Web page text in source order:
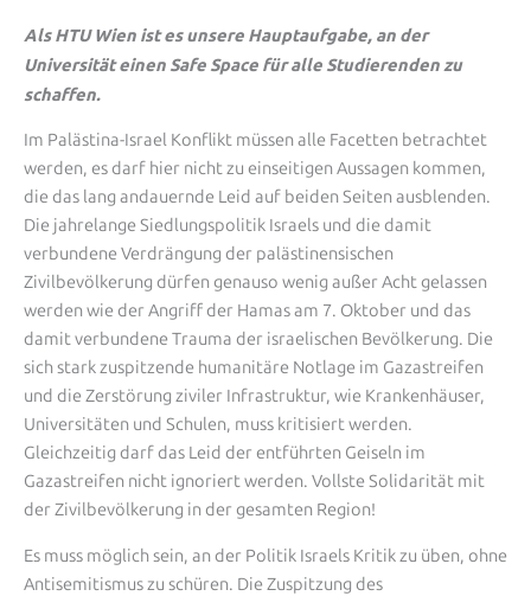
Als HTU Wien ist es unsere Hauptaufgabe, an der
Universität einen Safe Space für alle Studierenden zu
schaffen.
Im Palästina-Israel Konflikt müssen alle Facetten betrachtet
werden, es darf hier nicht zu einseitigen Aussagen kommen,
die das lang andauernde Leid auf beiden Seiten ausblenden.
Die jahrelange Siedlungspolitik Israels und die damit
verbundene Verdrängung der palästinensischen
Zivilbevölkerung dürfen genauso wenig außer Acht gelassen
werden wie der Angriff der Hamas am 7. Oktober und das
damit verbundene Trauma der israelischen Bevölkerung. Die
sich stark zuspitzende humanitäre Notlage im Gazastreifen
und die Zerstörung ziviler Infrastruktur, wie Krankenhäuser,
Universitäten und Schulen, muss kritisiert werden.
Gleichzeitig darf das Leid der entführten Geiseln im
Gazastreifen nicht ignoriert werden. Vollste Solidarität mit
der Zivilbevölkerung in der gesamten Region!
Es muss möglich sein, an der Politik Israels Kritik zu üben, ohne
Antisemitismus zu schüren. Die Zuspitzung des